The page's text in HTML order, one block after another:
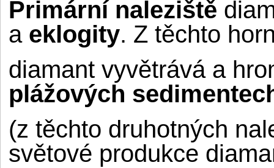
Primární naleziště
a eklogity. Z těchto
diamant vyvětrává a
plážových
(z těchto druhotných
světové produkce